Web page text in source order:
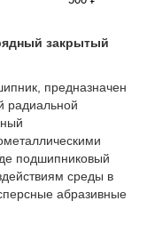
закрытый
предназначен
радиальной
подшипниковый
среды в
абразивные